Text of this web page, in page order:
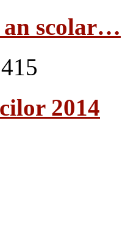
an scolar…
2014